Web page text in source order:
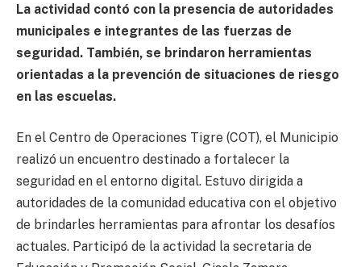
La actividad contó con la presencia de autoridades
municipales e integrantes de las fuerzas de
seguridad. También, se brindaron herramientas
orientadas a la prevención de situaciones de riesgo
en las escuelas.
En el Centro de Operaciones Tigre (COT), el Municipio
realizó un encuentro destinado a fortalecer la
seguridad en el entorno digital. Estuvo dirigida a
autoridades de la comunidad educativa con el objetivo
de brindarles herramientas para afrontar los desafíos
actuales. Participó de la actividad la secretaria de